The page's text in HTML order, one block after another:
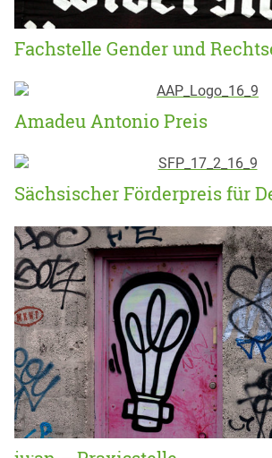
Fachstelle Gender und
Amadeu Antonio Preis
Sächsischer Förderpreis für